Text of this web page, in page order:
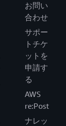
お問い
合わせ
サポー
トチケ
ットを
申請す
る
AWS
re:Post
ナレッ